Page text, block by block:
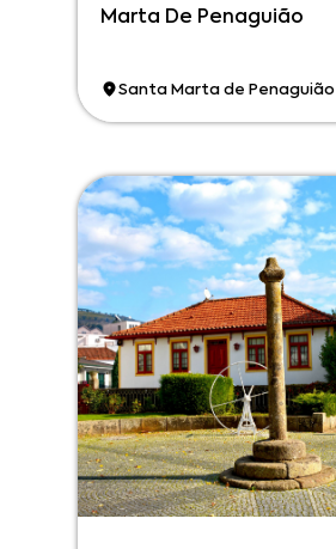
Marta De Penaguião
Santa Marta de Penaguião